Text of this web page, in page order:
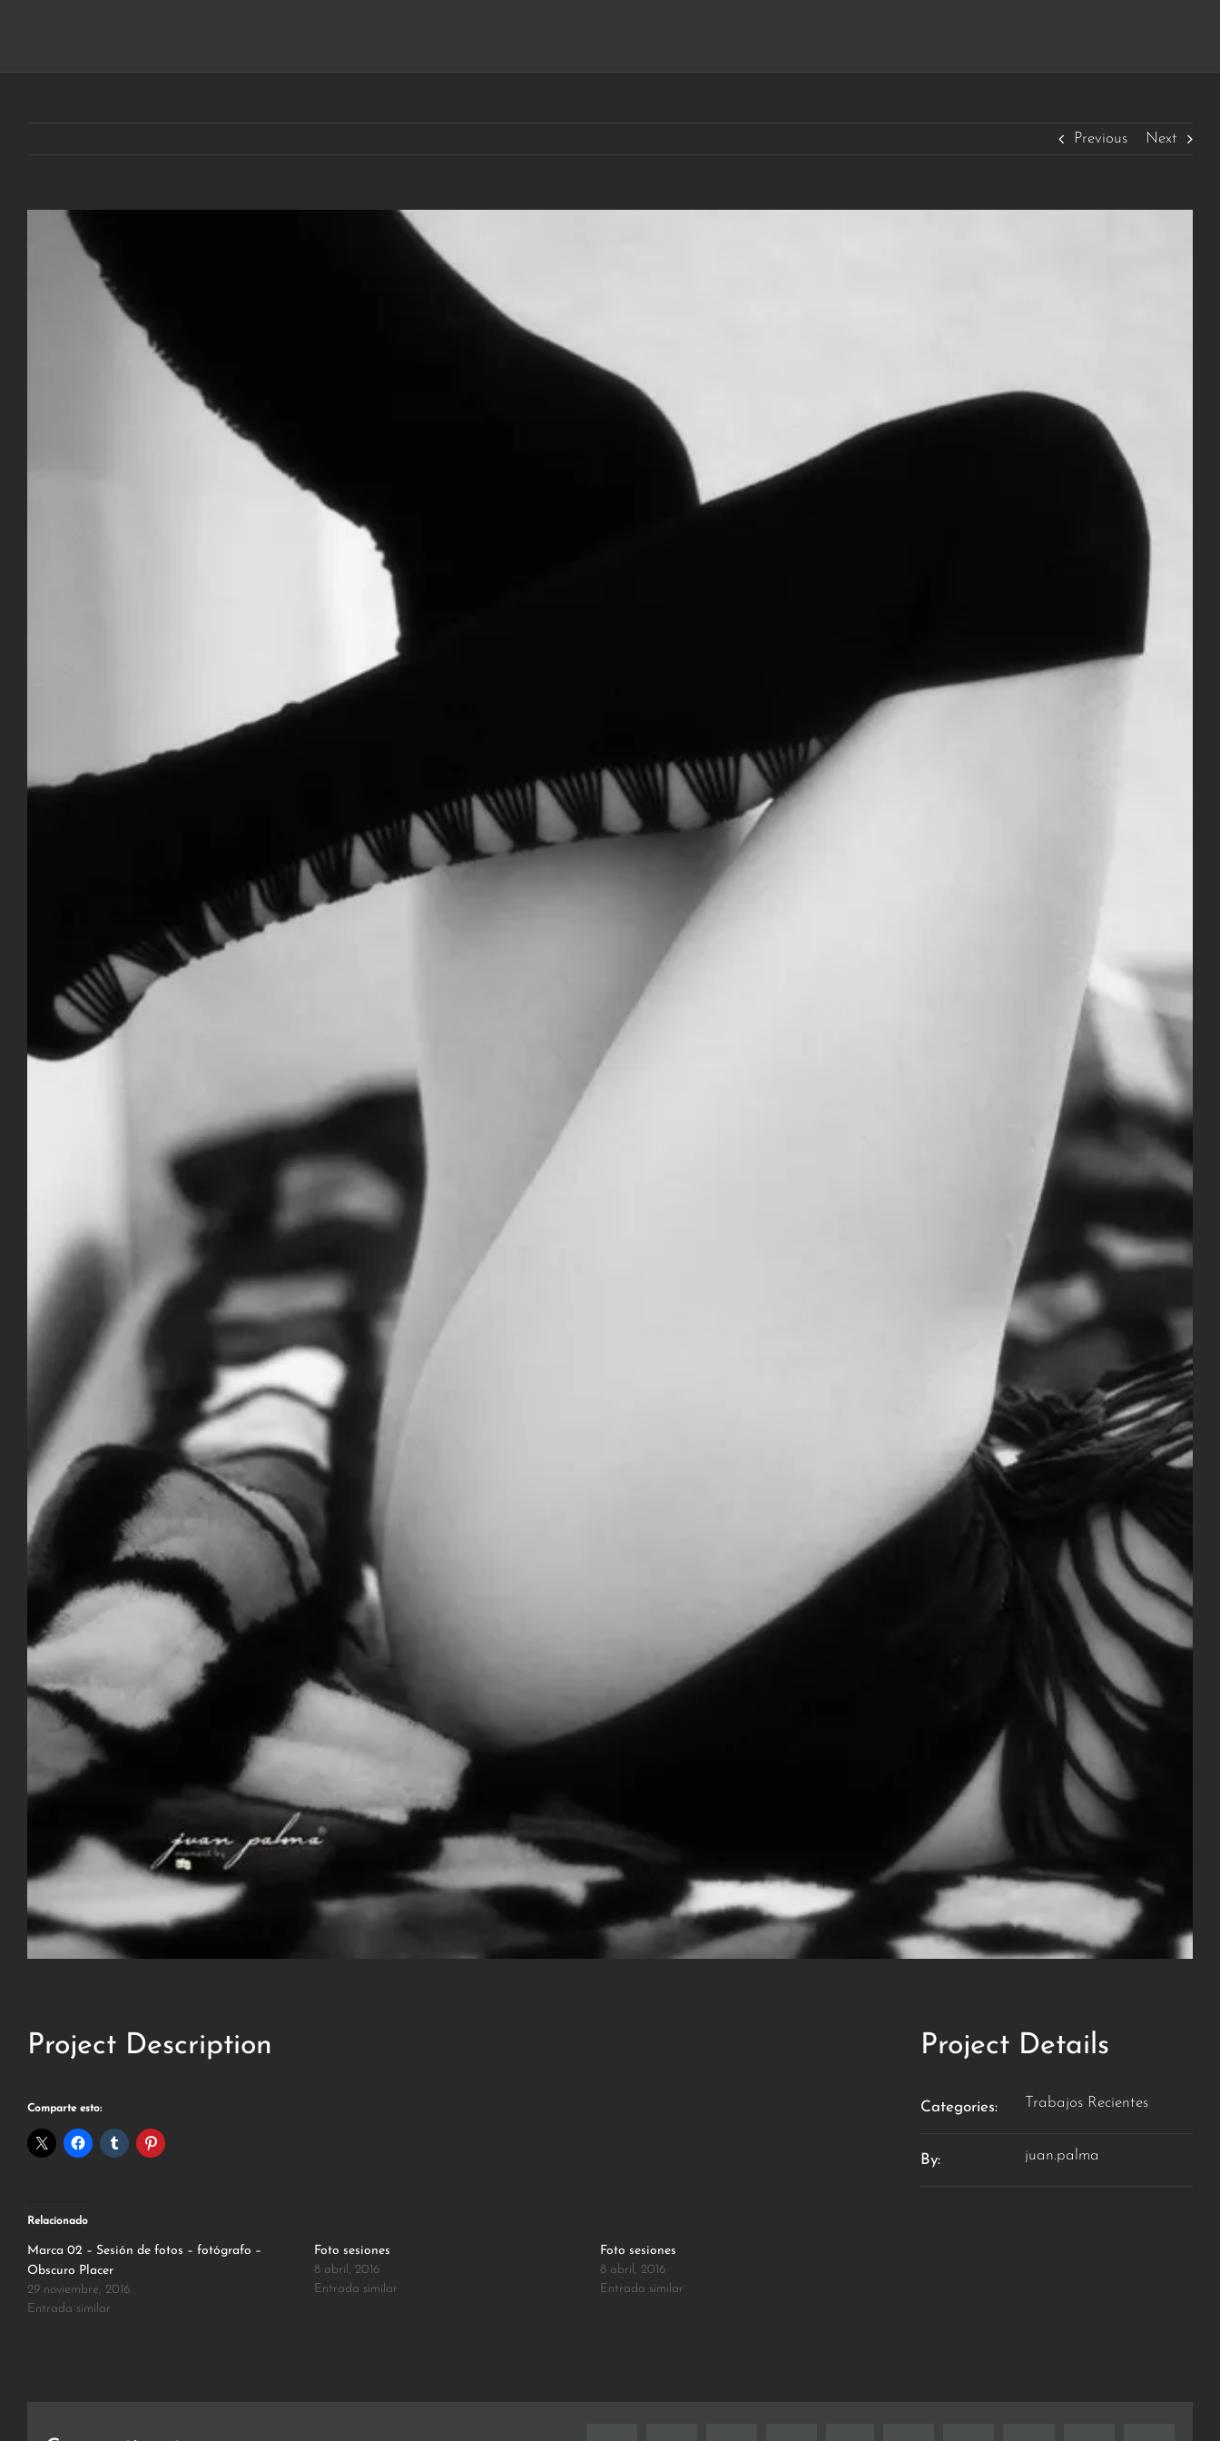
Previous Next
Project Description
Comparte esto:
Relacionado
Marca 02 – Sesión de fotos – fotógrafo –
Obscuro Placer
29 noviembre, 2016
Entrada similar
Foto sesiones
8 abril, 2016
Entrada similar
Foto sesiones
8 abril, 2016
Entrada similar
Project Details
Categories: Trabajos Recientes
By: juan.palma